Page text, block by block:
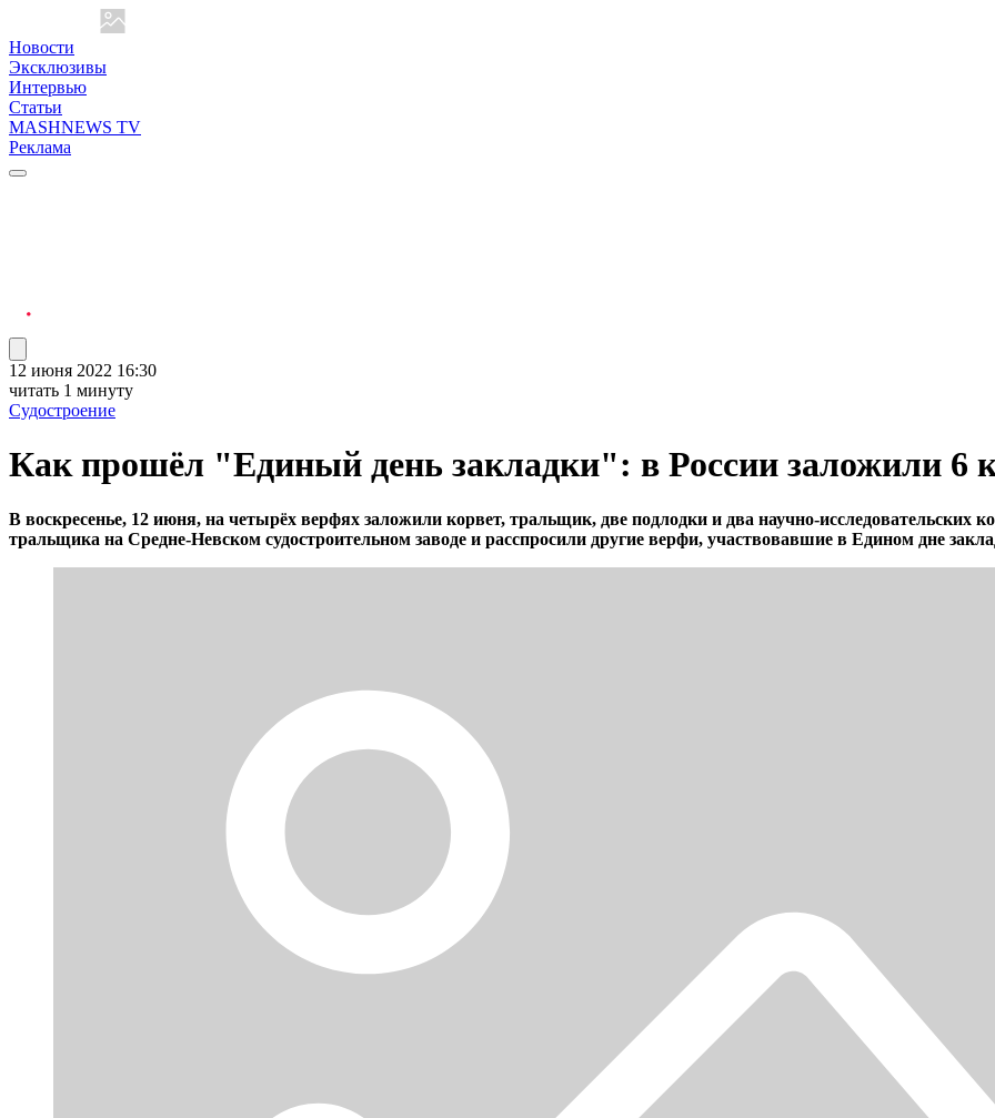
Новости
Эксклюзивы
Интервью
Статьи
MASHNEWS TV
Реклама
12 июня 2022 16:30
читать 1 минуту
Судостроение
Как прошёл "Единый день закладки": в России заложили 6
В воскресенье, 12 июня, на четырёх верфях заложили корвет, тральщик, две подлодки и два научно-
тральщика на Средне-Невском судостроительном заводе и расспросили другие верфи, участвовавшие в Едином дне